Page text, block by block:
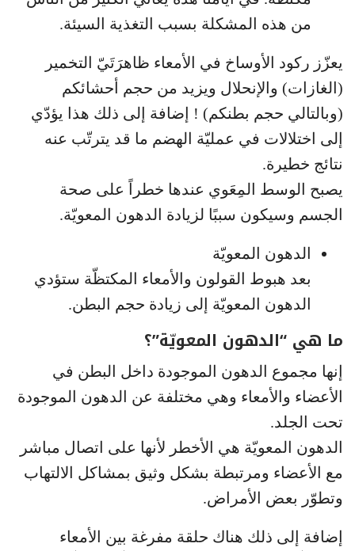
من هذه المشكلة بسبب التغذية السيئة.
يعزّز ركود الأوساخ في الأمعاء ظاهرَتَيّ التخمير
(الغازات) والإنحلال ويزيد من حجم أحشائكم
(وبالتالي حجم بطنكم) ! إضافة إلى ذلك هذا يؤدّي
إلى اختلالات في عمليّة الهضم ما قد يترتّب عنه
نتائج خطيرة.
يصبح الوسط المِعَوي عندها خطراً على صحة
الجسم وسيكون سببًا لزيادة الدهون المعويّة.
الدهون المعويّة
بعد هبوط القولون والأمعاء المكتظّة ستؤدي
الدهون المعويّة إلى زيادة حجم البطن.
ما هي “الدهون المعويّة”؟
إنها مجموع الدهون الموجودة داخل البطن في
الأعضاء والأمعاء وهي مختلفة عن الدهون الموجودة
تحت الجلد.
الدهون المعويّة هي الأخطر لأنها على اتصال مباشر
مع الأعضاء ومرتبطة بشكل وثيق بمشاكل الالتهاب
وتطوّر بعض الأمراض.
إضافة إلى ذلك هناك حلقة مفرغة بين الأمعاء